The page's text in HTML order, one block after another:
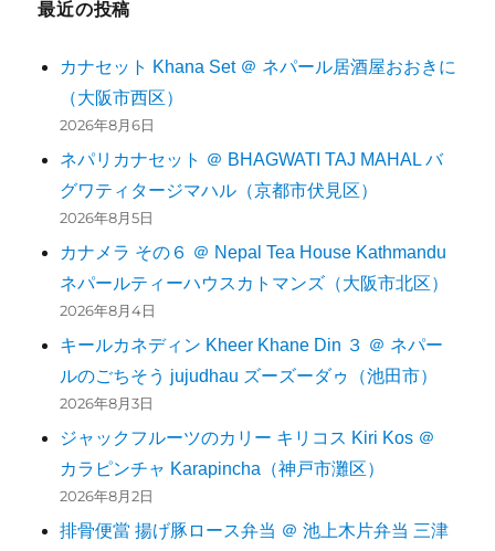
最近の投稿
カナセット Khana Set ＠ ネパール居酒屋おおきに
（大阪市西区）
2026年8月6日
ネパリカナセット ＠ BHAGWATI TAJ MAHAL バ
グワティタージマハル（京都市伏見区）
2026年8月5日
カナメラ その６ ＠ Nepal Tea House Kathmandu
ネパールティーハウスカトマンズ（大阪市北区）
2026年8月4日
キールカネディン Kheer Khane Din ３ ＠ ネパー
ルのごちそう jujudhau ズーズーダゥ（池田市）
2026年8月3日
ジャックフルーツのカリー キリコス Kiri Kos ＠
カラピンチャ Karapincha（神戸市灘区）
2026年8月2日
排骨便當 揚げ豚ロース弁当 ＠ 池上木片弁当 三津